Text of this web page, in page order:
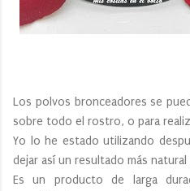
Los polvos bronceadores se
sobre todo el rostro, o para
Yo lo he estado utilizando
dejar así un resultado más
Es un producto de larga